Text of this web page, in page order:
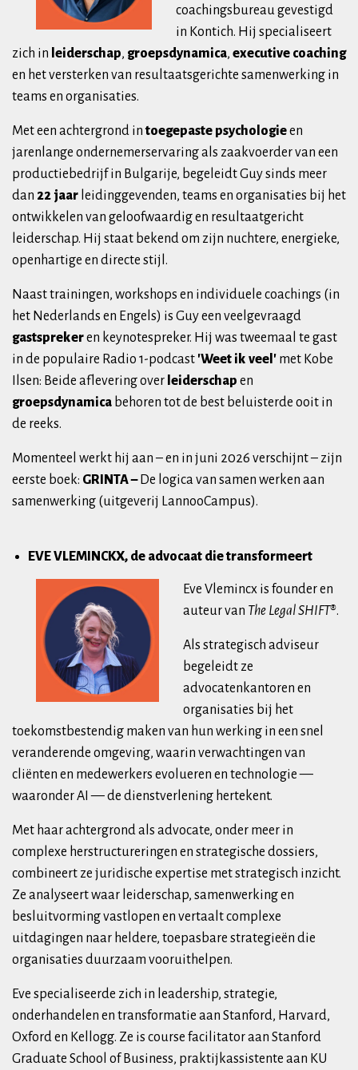
coachingsbureau gevestigd
in Kontich. Hij specialiseert
zich in leiderschap, groepsdynamica, executive coaching
en het versterken van resultaatsgerichte samenwerking in
teams en organisaties.
Met een achtergrond intoegepaste psychologieen
jarenlange ondernemerservaring als zaakvoerder van een
productiebedrijf in Bulgarije, begeleidt Guy sinds meer
dan 22 jaar leidinggevenden, teams en organisaties bij het
ontwikkelen van geloofwaardig en resultaatgericht
leiderschap. Hij staat bekend om zijn nuchtere, energieke,
openhartige en directe stijl.
Naast trainingen, workshops en individuele coachings (in
het Nederlands en Engels) is Guy een veelgevraagd
gastsprekeren keynotespreker. Hij was tweemaal te gast
in de populaire Radio 1-podcast 'Weet ik veel' met Kobe
Ilsen: Beide aflevering over leiderschap en
groepsdynamica behoren tot de best beluisterde ooit in
de reeks.
Momenteel werkt hij aan – en in juni 2026 verschijnt – zijn
eerste boek: GRINTA – De logica van samen werken aan
samenwerking (uitgeverij LannooCampus).
EVE VLEMINCKX, de advocaat die transformeert
Eve Vlemincx is founder en
auteur van The Legal SHIFT®.
Als strategisch adviseur
begeleidt ze
advocatenkantoren en
organisaties bij het
toekomstbestendig maken van hun werking in een snel
veranderende omgeving, waarin verwachtingen van
cliënten en medewerkers evolueren en technologie —
waaronder AI — de dienstverlening hertekent.
Met haar achtergrond als advocate, onder meer in
complexe herstructureringen en strategische dossiers,
combineert ze juridische expertise met strategisch inzicht.
Ze analyseert waar leiderschap, samenwerking en
besluitvorming vastlopen en vertaalt complexe
uitdagingen naar heldere, toepasbare strategieën die
organisaties duurzaam vooruithelpen.
Eve specialiseerde zich in leadership, strategie,
onderhandelen en transformatie aan Stanford, Harvard,
Oxford en Kellogg. Ze is course facilitator aan Stanford
Graduate School of Business, praktijkassistente aan KU